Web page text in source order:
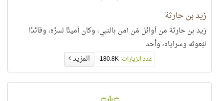
زيد بن حارثة
زيد بن حارثة من أوائل مَن آمن بالنبي، وكان أمينًا لسرِّه، وقائدًا
لبُعوثه وسراياه، وأحد
عدد الزيارات: المزيد